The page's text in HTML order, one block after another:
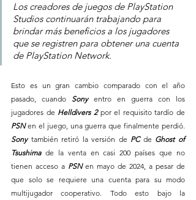
Los creadores de juegos de PlayStation
Studios continuarán trabajando para
brindar más beneficios a los jugadores
que se registren para obtener una cuenta
de PlayStation Network.
Esto es un gran cambio comparado con el año
pasado, cuando Sony entro en guerra con los
jugadores de Helldivers 2
PSN
Sony también retiró la versión de PC de Ghost of
Tsushima de la venta en casi 200 países que no
tienen acceso a PSN en mayo de 2024, a pesar de
que solo se requiere una cuenta para su modo
multijugador cooperativo. Todo esto bajo la